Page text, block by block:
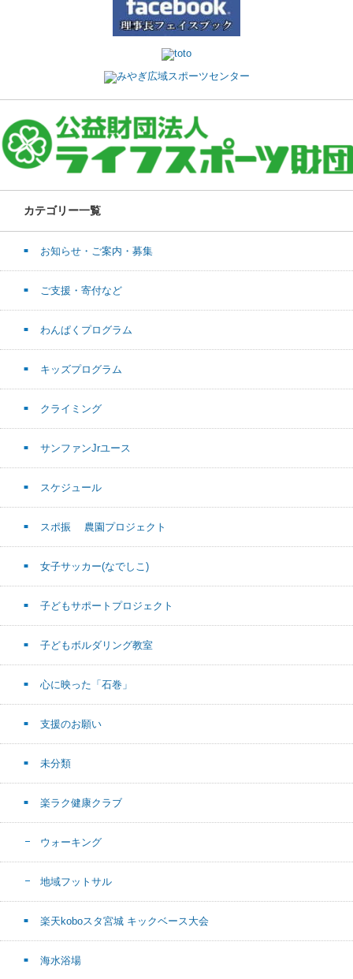
カテゴリー一覧
お知らせ・ご案内・募集
ご支援・寄付など
わんぱくプログラム
キッズプログラム
クライミング
サンファンJrユース
スケジュール
スポ振 農園プロジェクト
女子サッカー(なでしこ)
子どもサポートプロジェクト
子どもボルダリング教室
心に映った「石巻」
支援のお願い
未分類
楽ラク健康クラブ
ウォーキング
地域フットサル
楽天koboスタ宮城 キックベース大会
海水浴場